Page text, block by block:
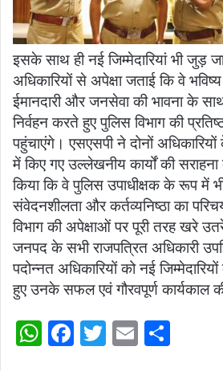
इसके साथ ही नई जिम्मेदारियां भी जुड़
अधिकारियों से अपेक्षा जताई कि वे भविष्य
ईमानदारी और जनसेवा की भावना के
निर्वहन करते हुए पुलिस विभाग की
पहुंचाएंगे। एसएसपी ने दोनों
में किए गए उल्लेखनीय कार्यों की
किया कि वे पुलिस उपाधीक्षक के रूप में
संवेदनशीलता और कर्तव्यनिष्ठा का
विभाग की अपेक्षाओं पर पूरी तरह खरे
जनपद के सभी राजपत्रित अधिकारी
पदोन्नत अधिकारियों को नई
हुए उनके सफल एवं गौरवपूर्ण कार्यकाल
W F
T
E